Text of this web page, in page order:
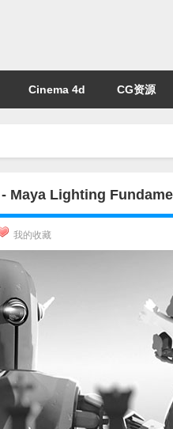
Cinema 4d CG资源
Maya Lighting
我的收藏